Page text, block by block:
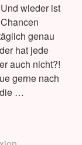
wieder ist
genau
hat jede
auch nicht?!
gerne nach
…